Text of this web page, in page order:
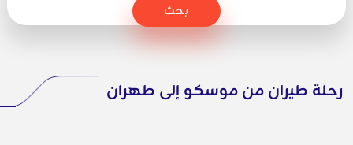
بحث
رحلة طيران من موسكو إلى طهران